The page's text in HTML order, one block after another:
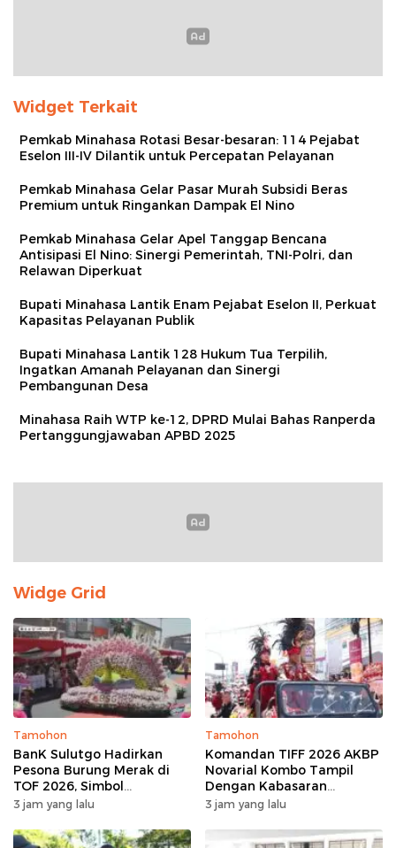
Widget Terkait
Pemkab Minahasa Rotasi Besar-besaran: 114 Pejabat
Eselon III-IV Dilantik untuk Percepatan Pelayanan
Pemkab Minahasa Gelar Pasar Murah Subsidi Beras
Premium untuk Ringankan Dampak El Nino
Pemkab Minahasa Gelar Apel Tanggap Bencana
Antisipasi El Nino: Sinergi Pemerintah, TNI-Polri, dan
Relawan Diperkuat
Bupati Minahasa Lantik Enam Pejabat Eselon II, Perkuat
Kapasitas Pelayanan Publik
Bupati Minahasa Lantik 128 Hukum Tua Terpilih,
Ingatkan Amanah Pelayanan dan Sinergi
Pembangunan Desa
Minahasa Raih WTP ke-12, DPRD Mulai Bahas Ranperda
Pertanggungjawaban APBD 2025
Widge Grid
Tamohon
BanK Sulutgo Hadirkan
Pesona Burung Merak di
TOF 2026, Simbol
Keagungan Dan
3 jam yang lalu
Tamohon
Komandan TIFF 2026 AKBP
Novarial Kombo Tampil
Dengan Kabasaran
Minahasa, Padukan Tugas
3 jam yang lalu